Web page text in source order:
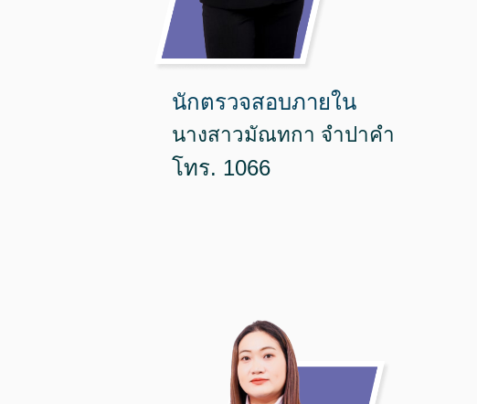
นักตรวจสอบภายใน
นางสาวมัณทกา จำปาคำ
โทร. 1066